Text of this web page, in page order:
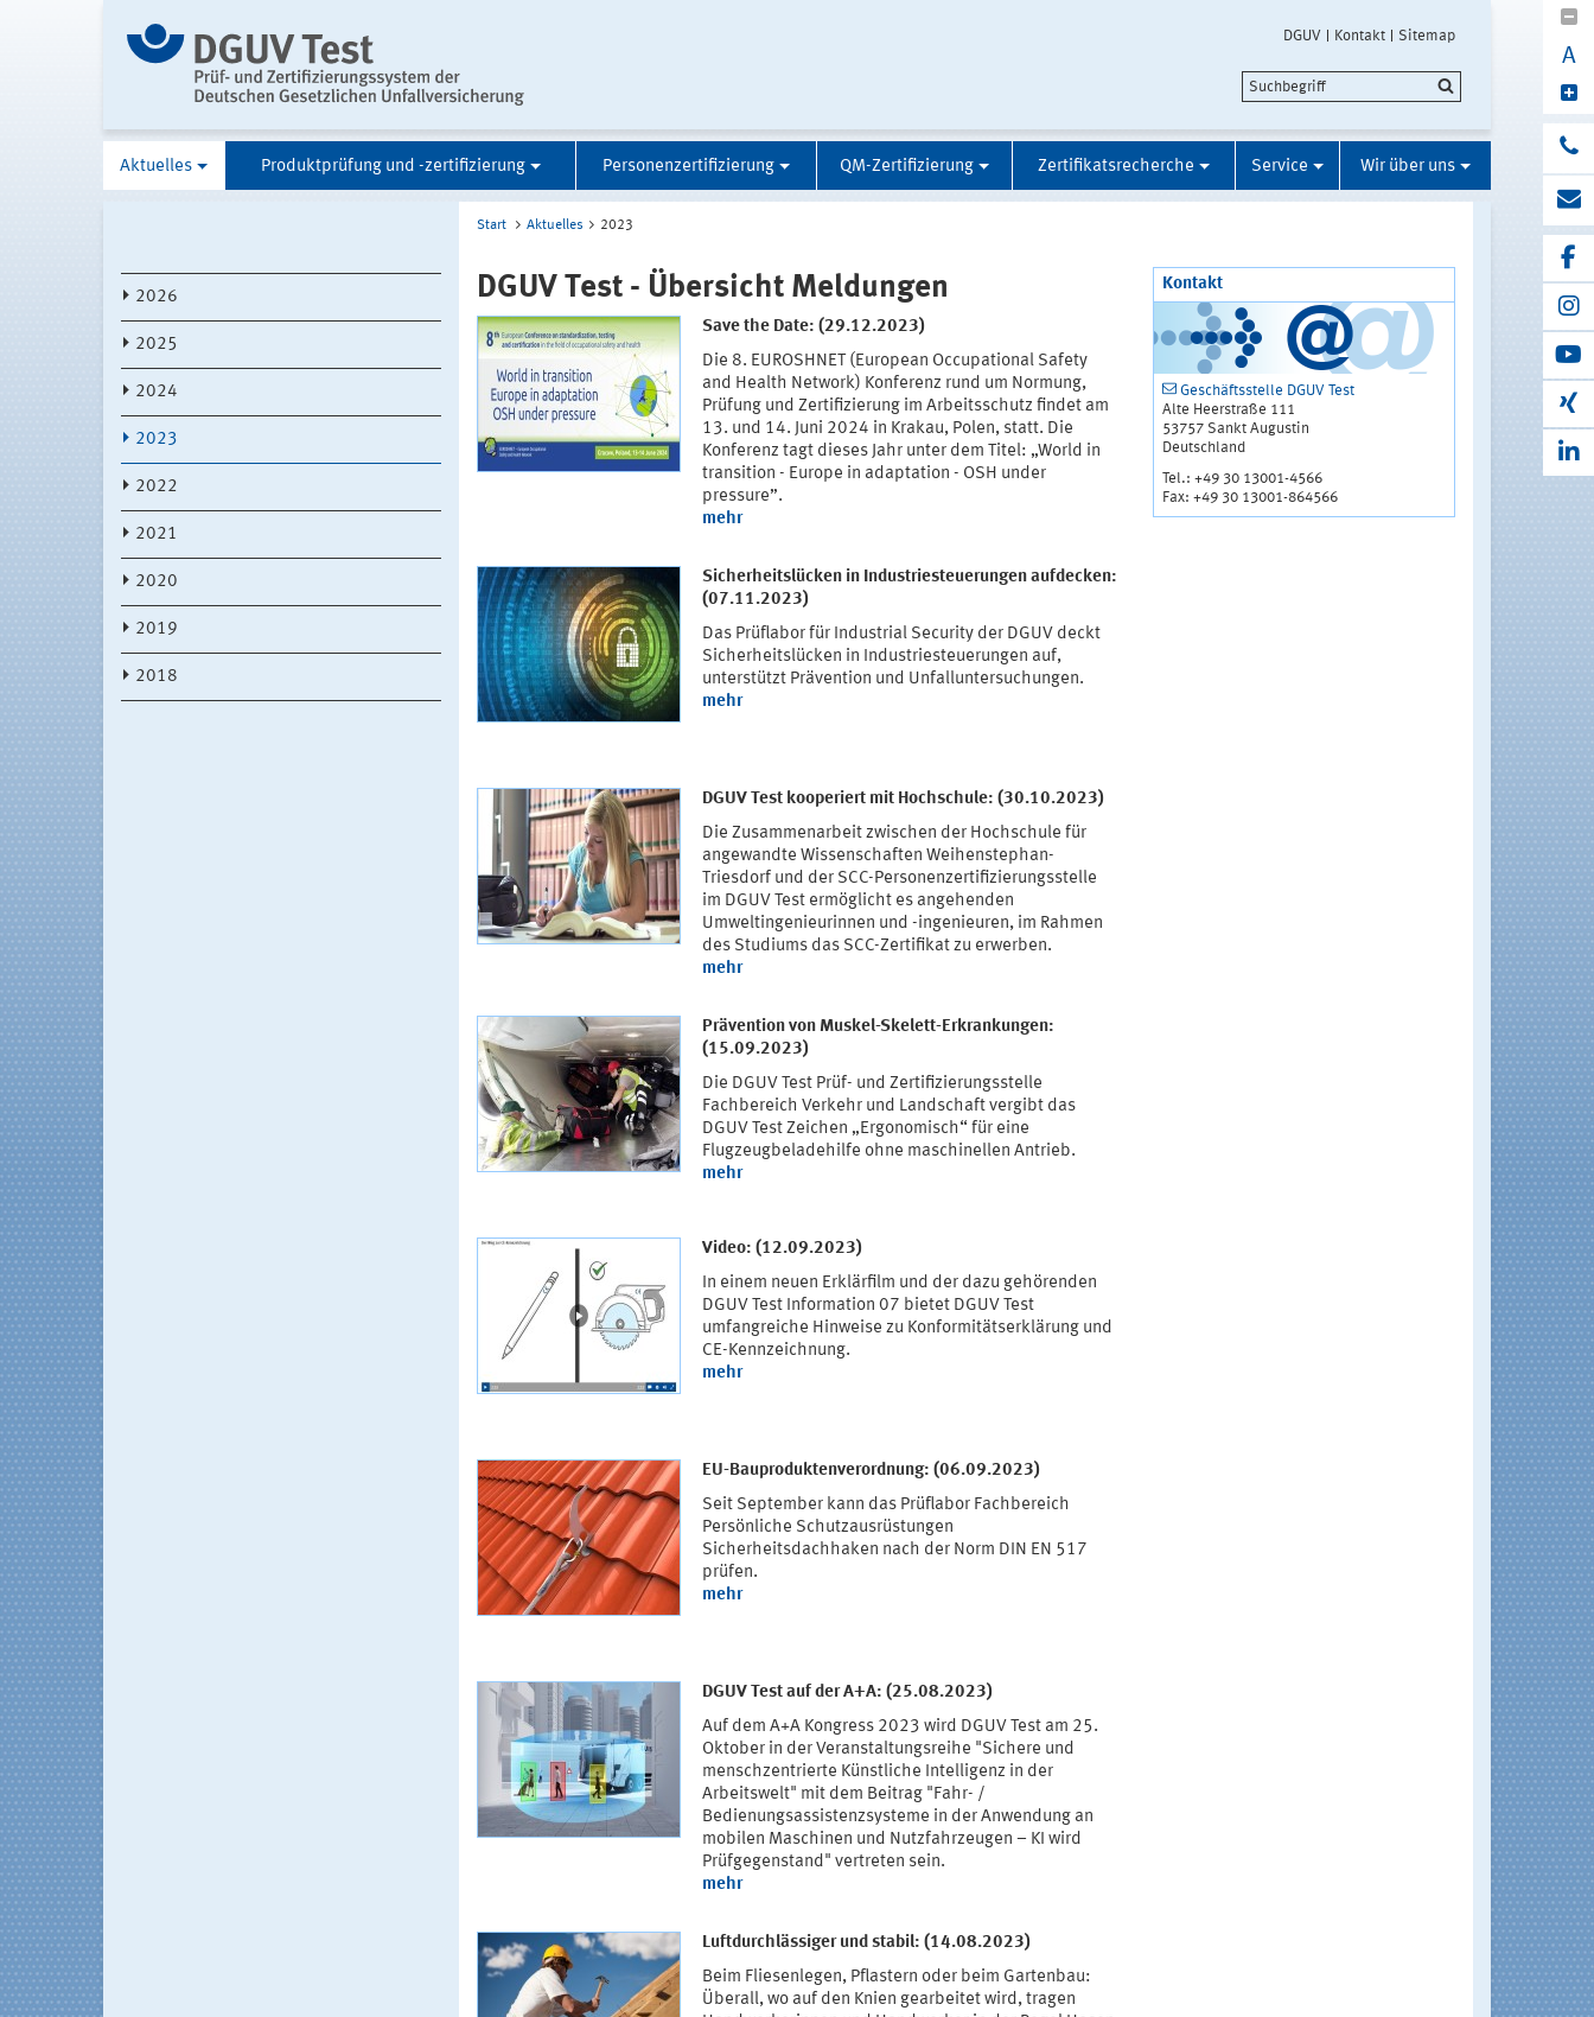
DGUV Kontakt Sitemap
A
Aktuelles Produktprüfung und -zertifizierung Personenzertifizierung QM-Zertifizierung Zertifikatsrecherche Service Wir über uns
2026
2025
2024
2023
2022
2021
2020
2019
2018
Start Aktuelles 2023
DGUV Test - Übersicht Meldungen
Save the Date: (29.12.2023)
Die 8. EUROSHNET (European Occupational Safety
and Health Network) Konferenz rund um Normung,
Prüfung und Zertifizierung im Arbeitsschutz findet am
13. und 14. Juni 2024 in Krakau, Polen, statt. Die
Konferenz tagt dieses Jahr unter dem Titel: „World in
transition - Europe in adaptation - OSH under
pressure”.
mehr
Sicherheitslücken in Industriesteuerungen aufdecken:
(07.11.2023)
Das Prüflabor für Industrial Security der DGUV deckt
Sicherheitslücken in Industriesteuerungen auf,
unterstützt Prävention und Unfalluntersuchungen.
mehr
DGUV Test kooperiert mit Hochschule: (30.10.2023)
Die Zusammenarbeit zwischen der Hochschule für
angewandte Wissenschaften Weihenstephan-
Triesdorf und der SCC-Personenzertifizierungsstelle
im DGUV Test ermöglicht es angehenden
Umweltingenieurinnen und -ingenieuren, im Rahmen
des Studiums das SCC-Zertifikat zu erwerben.
mehr
Prävention von Muskel-Skelett-Erkrankungen:
(15.09.2023)
Die DGUV Test Prüf- und Zertifizierungsstelle
Fachbereich Verkehr und Landschaft vergibt das
DGUV Test Zeichen „Ergonomisch“ für eine
Flugzeugbeladehilfe ohne maschinellen Antrieb.
mehr
Video: (12.09.2023)
In einem neuen Erklärfilm und der dazu gehörenden
DGUV Test Information 07 bietet DGUV Test
umfangreiche Hinweise zu Konformitätserklärung und
CE-Kennzeichnung.
mehr
EU-Bauproduktenverordnung: (06.09.2023)
Seit September kann das Prüflabor Fachbereich
Persönliche Schutzausrüstungen
Sicherheitsdachhaken nach der Norm DIN EN 517
prüfen.
mehr
DGUV Test auf der A+A: (25.08.2023)
Auf dem A+A Kongress 2023 wird DGUV Test am 25.
Oktober in der Veranstaltungsreihe "Sichere und
menschzentrierte Künstliche Intelligenz in der
Arbeitswelt" mit dem Beitrag "Fahr- /
Bedienungsassistenzsysteme in der Anwendung an
mobilen Maschinen und Nutzfahrzeugen – KI wird
Prüfgegenstand" vertreten sein.
mehr
Luftdurchlässiger und stabil: (14.08.2023)
Beim Fliesenlegen, Pflastern oder beim Gartenbau:
Überall, wo auf den Knien gearbeitet wird, tragen
Kontakt
Geschäftsstelle DGUV Test
Alte Heerstraße 111
53757 Sankt Augustin
Deutschland
Tel.: +49 30 13001-4566
Fax: +49 30 13001-864566